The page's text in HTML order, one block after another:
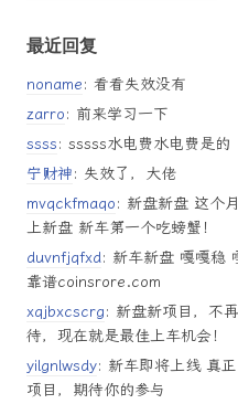
最近回复
noname: 看看失效没有
zarro: 前来学习一下
ssss: sssss水电费水电费是的
宁财神: 失效了，大佬
mvqckfmaqo: 新盘新盘 这个
上新盘 新车第一个吃螃蟹！
duvnfjqfxd: 新车新盘 嘎嘎稳
靠谱coinsrore.com
xqjbxcscrg: 新盘新项目，不
待，现在就是最佳上车机会！
yilgnlwsdy: 新车即将上线 真
项目，期待你的参与